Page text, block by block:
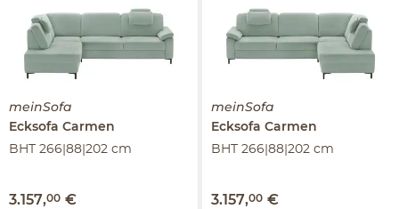
meinSofa
Ecksofa Carmen
BHT 266|88|202 cm
3.157,00 €
meinSofa
Ecksofa Carmen
BHT 266|88|202 cm
3.157,00 €